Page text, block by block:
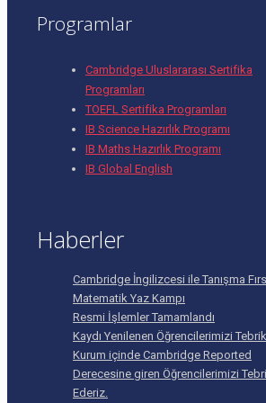
Programlar
Cambridge Uluslararası Sertifika
Programları
TOEFL Sertifika Programları
IB Science Hazırlık Programı
IB Maths Hazırlık Programı
IB Global English
Haberler
Cambridge İngilizcesi ile Tanışma
Matematik Yaz Kampı
Resmi İşlemler Tamamlandı
Kaydı Yenilenen Öğrencilerimizi
Kurum içinde Cambridge Reported
Derecesine giren Öğrencilerimizi
Ederiz.